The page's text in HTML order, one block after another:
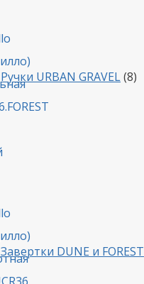
Ручки URBAN GRAVEL 8
Завертки DUNE и FOREST